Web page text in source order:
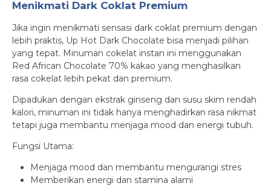
Menikmati Dark Coklat Premium
Jika ingin menikmati sensasi dark coklat premium dengan
lebih praktis, Up Hot Dark Chocolate bisa menjadi pilihan
yang tepat. Minuman cokelat instan ini menggunakan
Red African Chocolate 70% kakao yang menghasilkan
rasa cokelat lebih pekat dan premium.
Dipadukan dengan ekstrak ginseng dan susu skim rendah
kalori, minuman ini tidak hanya menghadirkan rasa nikmat
tetapi juga membantu menjaga mood dan energi tubuh.
Fungsi Utama:
Menjaga mood dan membantu mengurangi stres
Memberikan energi dan stamina alami